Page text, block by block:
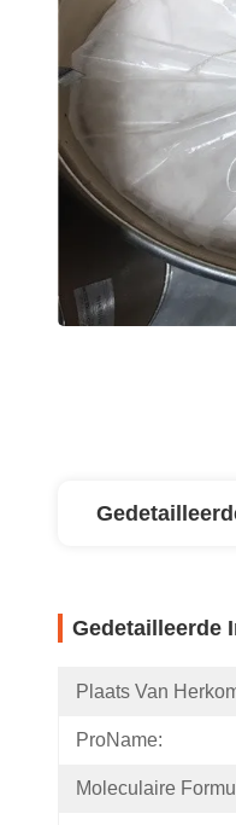
Gedetailleerde
Plaats Van
ProName:
Moleculaire